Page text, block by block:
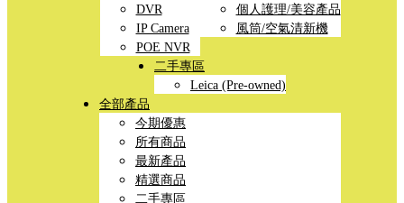
DVR
IP Camera
POE NVR
個人護理/美容產品
風筒/空氣清新機
二手專區
Leica (Pre-owned)
全部產品
今期優惠
所有商品
最新產品
精選商品
二手專區